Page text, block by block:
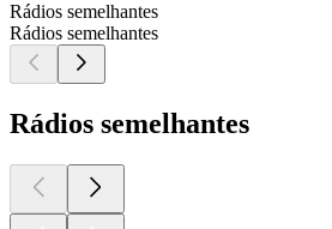
Rádios semelhantes
Rádios semelhantes
Rádios semelhantes